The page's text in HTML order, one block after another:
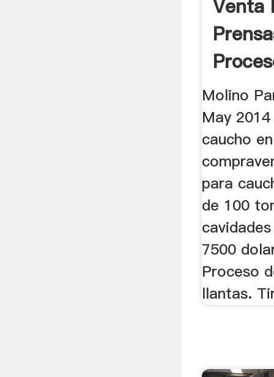
Venta
Molino
May
caucho
para
de 100
7500
Proceso
llantas.